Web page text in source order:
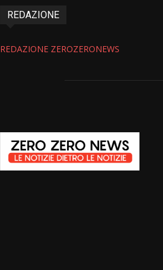
REDAZIONE
REDAZIONE ZEROZERONEWS